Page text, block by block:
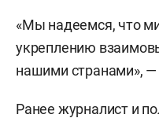
«Мы надеемся, что
укреплению
нашими странами», —
Ранее журналист и